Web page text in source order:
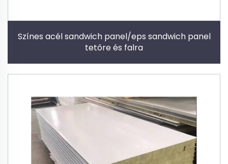
Színes acél sandwich panel/eps sandwich panel
tetőre és falra